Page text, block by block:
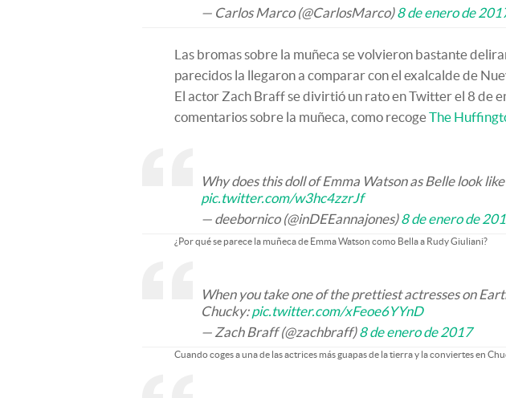
— Carlos Marco (@CarlosMarco)8 de enero de
Las bromas sobre la muñeca se volvieron bastante
parecidos la llegaron a comparar con el exalcalde de
El actor Zach Braff se divirtió un rato en Twitter el 8 de
comentarios sobre la muñeca, como recogeThe
Why does this doll of Emma Watson as Belle look
pic.twitter.com/w3hc4zzrJf
— deebornico (@inDEEannajones)8 de enero de
¿Por qué se parece la muñeca de Emma Watson como Bella a Rudy Giuliani?
When you take one of the prettiest actresses on
Chucky:pic.twitter.com/xFeoe6YYnD
— Zach Braff (@zachbraff)8 de enero de 2017
Cuando coges a una de las actrices más guapas de la tierra y la conviertes en